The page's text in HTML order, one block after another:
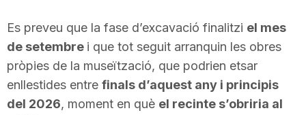
Es preveu que la fase d’excavació finalitzi el mes
de setembre i que tot seguit arranquin les obres
pròpies de la museïtzació, que podrien etsar
enllestides entre finals d’aquest any i principis
del 2026, moment en què el recinte s’obriria al